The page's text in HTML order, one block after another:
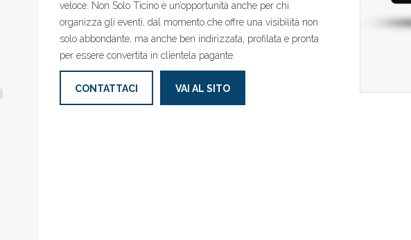
veloce. Non Solo Ticino è un’opportunità anche per chi
organizza gli eventi, dal momento che offre una visibilità non
solo abbondante, ma anche ben indirizzata, profilata e pronta
per essere convertita in clientela pagante.
CONTATTACI VAI AL SITO